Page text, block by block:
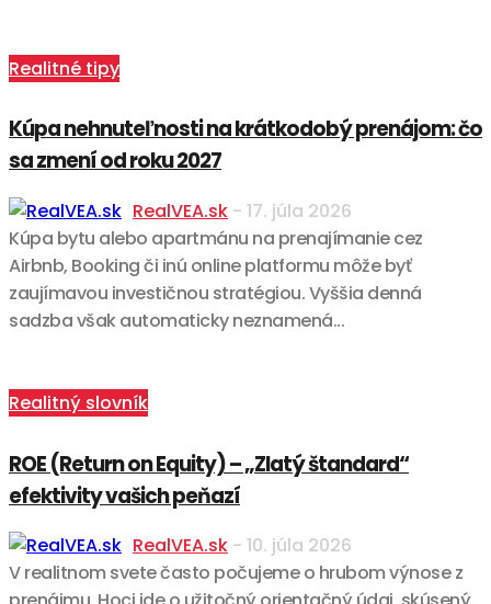
Realitné tipy
Kúpa nehnuteľnosti na krátkodobý prenájom: čo
sa zmení od roku 2027
RealVEA.sk - 17. júla 2026
Kúpa bytu alebo apartmánu na prenajímanie cez
Airbnb, Booking či inú online platformu môže byť
zaujímavou investičnou stratégiou. Vyššia denná
sadzba však automaticky neznamená...
Realitný slovník
ROE (Return on Equity) – „Zlatý štandard“
efektivity vašich peňazí
RealVEA.sk - 10. júla 2026
V realitnom svete často počujeme o hrubom výnose z